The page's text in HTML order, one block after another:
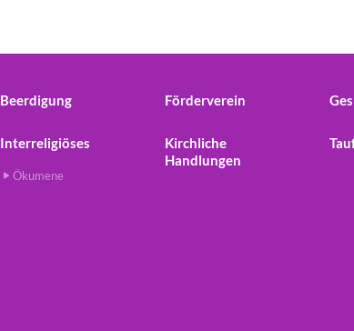
Beerdigung Förderverein
Interreligiöses
Ökumene
Kirchliche
Handlungen